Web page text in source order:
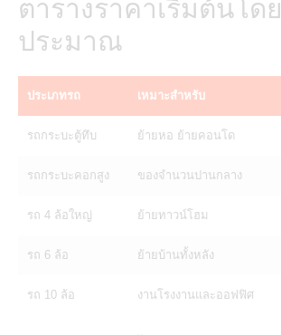
ตารางราคาเริ่มต้นโดย
ประมาณ
ประเภทรถ เหมาะสำหรับ
รถกระบะตู้ทึบ ย้ายหอ ย้ายคอนโด
รถกระบะคอกสูง ของจำนวนปานกลาง
รถ 4 ล้อใหญ่ ย้ายทาวน์โฮม
รถ 6 ล้อ ย้ายบ้านทั้งหลัง
รถ 10 ล้อ งานโรงงานและออฟฟิศ